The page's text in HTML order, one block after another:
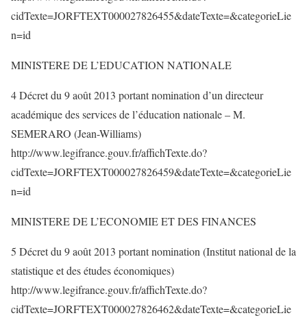
cidTexte=JORFTEXT000027826455&dateTexte=&categorieLie
n=id
MINISTERE DE L’EDUCATION NATIONALE
4 Décret du 9 août 2013 portant nomination d’un directeur
académique des services de l’éducation nationale – M.
SEMERARO (Jean-Williams)
http://www.legifrance.gouv.fr/affichTexte.do?
cidTexte=JORFTEXT000027826459&dateTexte=&categorieLie
n=id
MINISTERE DE L’ECONOMIE ET DES FINANCES
5 Décret du 9 août 2013 portant nomination (Institut national de la
statistique et des études économiques)
http://www.legifrance.gouv.fr/affichTexte.do?
cidTexte=JORFTEXT000027826462&dateTexte=&categorieLie